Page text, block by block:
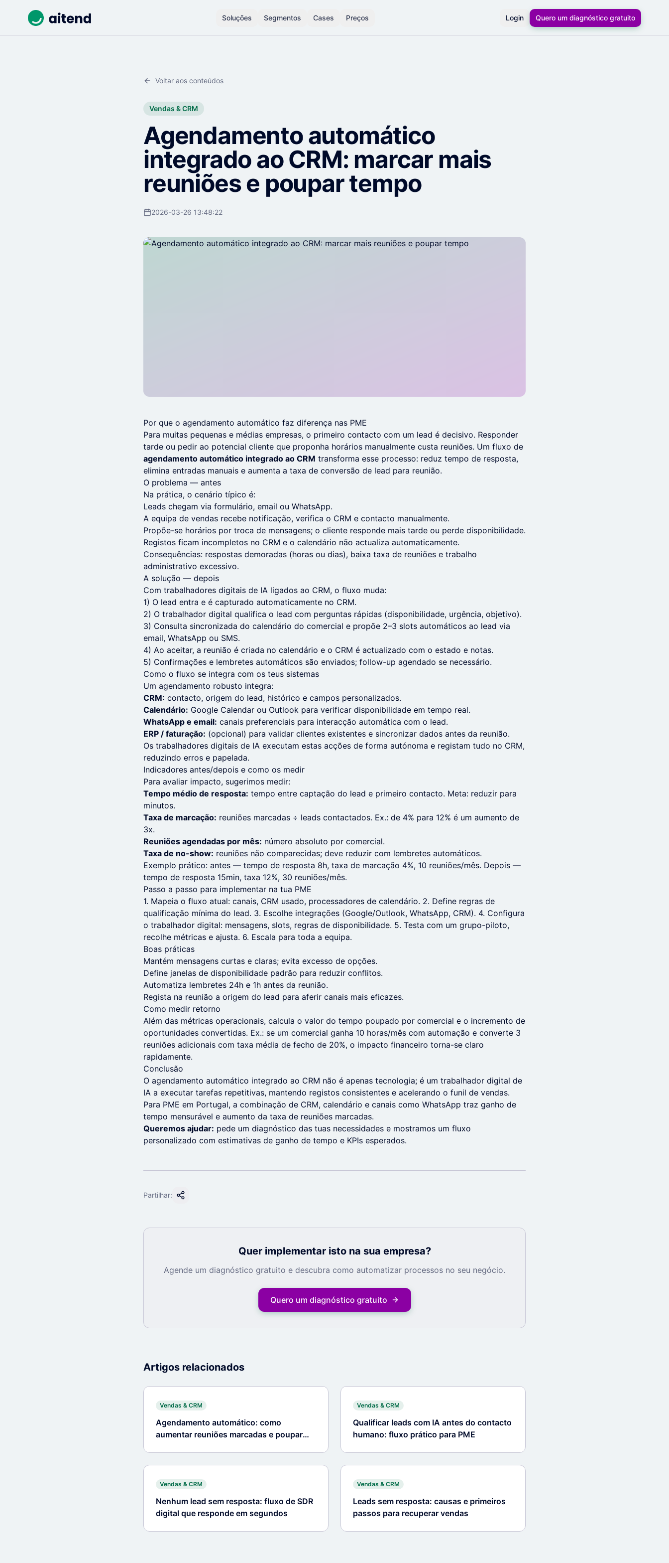
Soluções Segmentos Cases Preços Login Quero um diagnóstico gratuito
Voltar aos conteúdos
Vendas & CRM
Agendamento automático
integrado ao CRM: marcar mais
reuniões e poupar tempo
2026-03-26 13:48:22
Por que o agendamento automático faz diferença nas PME
Para muitas pequenas e médias empresas, o primeiro contacto com um lead é decisivo. Responder
tarde ou pedir ao potencial cliente que proponha horários manualmente custa reuniões. Um fluxo de
agendamento automático integrado ao CRM transforma esse processo: reduz tempo de resposta,
elimina entradas manuais e aumenta a taxa de conversão de lead para reunião.
O problema — antes
Na prática, o cenário típico é:
Leads chegam via formulário, email ou WhatsApp.
A equipa de vendas recebe notificação, verifica o CRM e contacto manualmente.
Propõe-se horários por troca de mensagens; o cliente responde mais tarde ou perde disponibilidade.
Registos ficam incompletos no CRM e o calendário não actualiza automaticamente.
Consequências: respostas demoradas (horas ou dias), baixa taxa de reuniões e trabalho
administrativo excessivo.
A solução — depois
Com trabalhadores digitais de IA ligados ao CRM, o fluxo muda:
1) O lead entra e é capturado automaticamente no CRM.
2) O trabalhador digital qualifica o lead com perguntas rápidas (disponibilidade, urgência, objetivo).
3) Consulta sincronizada do calendário do comercial e propõe 2–3 slots automáticos ao lead via
email, WhatsApp ou SMS.
4) Ao aceitar, a reunião é criada no calendário e o CRM é actualizado com o estado e notas.
5) Confirmações e lembretes automáticos são enviados; follow-up agendado se necessário.
Como o fluxo se integra com os teus sistemas
Um agendamento robusto integra:
CRM: contacto, origem do lead, histórico e campos personalizados.
Calendário: Google Calendar ou Outlook para verificar disponibilidade em tempo real.
WhatsApp e email: canais preferenciais para interacção automática com o lead.
ERP / faturação: (opcional) para validar clientes existentes e sincronizar dados antes da reunião.
Os trabalhadores digitais de IA executam estas acções de forma autónoma e registam tudo no CRM,
reduzindo erros e papelada.
Indicadores antes/depois e como os medir
Para avaliar impacto, sugerimos medir:
Tempo médio de resposta: tempo entre captação do lead e primeiro contacto. Meta: reduzir para
minutos.
Taxa de marcação: reuniões marcadas ÷ leads contactados. Ex.: de 4% para 12% é um aumento de
3x.
Reuniões agendadas por mês: número absoluto por comercial.
Taxa de no-show: reuniões não comparecidas; deve reduzir com lembretes automáticos.
Exemplo prático: antes — tempo de resposta 8h, taxa de marcação 4%, 10 reuniões/mês. Depois —
tempo de resposta 15min, taxa 12%, 30 reuniões/mês.
Passo a passo para implementar na tua PME
1. Mapeia o fluxo atual: canais, CRM usado, processadores de calendário. 2. Define regras de
qualificação mínima do lead. 3. Escolhe integrações (Google/Outlook, WhatsApp, CRM). 4. Configura
o trabalhador digital: mensagens, slots, regras de disponibilidade. 5. Testa com um grupo-piloto,
recolhe métricas e ajusta. 6. Escala para toda a equipa.
Boas práticas
Mantém mensagens curtas e claras; evita excesso de opções.
Define janelas de disponibilidade padrão para reduzir conflitos.
Automatiza lembretes 24h e 1h antes da reunião.
Regista na reunião a origem do lead para aferir canais mais eficazes.
Como medir retorno
Além das métricas operacionais, calcula o valor do tempo poupado por comercial e o incremento de
oportunidades convertidas. Ex.: se um comercial ganha 10 horas/mês com automação e converte 3
reuniões adicionais com taxa média de fecho de 20%, o impacto financeiro torna-se claro
rapidamente.
Conclusão
O agendamento automático integrado ao CRM não é apenas tecnologia; é um trabalhador digital de
IA a executar tarefas repetitivas, mantendo registos consistentes e acelerando o funil de vendas.
Para PME em Portugal, a combinação de CRM, calendário e canais como WhatsApp traz ganho de
tempo mensurável e aumento da taxa de reuniões marcadas.
Queremos ajudar: pede um diagnóstico das tuas necessidades e mostramos um fluxo
personalizado com estimativas de ganho de tempo e KPIs esperados.
Partilhar:
Quer implementar isto na sua empresa?
Agende um diagnóstico gratuito e descubra como automatizar processos no seu negócio.
Quero um diagnóstico gratuito
Artigos relacionados
Vendas & CRM
Agendamento automático: como
aumentar reuniões marcadas e poupar
Vendas & CRM
Qualificar leads com IA antes do contacto
humano: fluxo prático para PME
Vendas & CRM
Nenhum lead sem resposta: fluxo de SDR
digital que responde em segundos
Vendas & CRM
Leads sem resposta: causas e primeiros
passos para recuperar vendas